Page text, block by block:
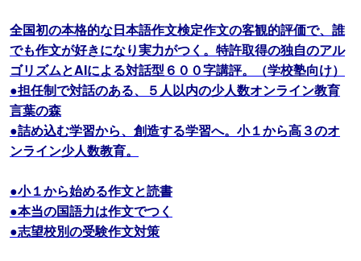
全国初の本格的な日本語作文検定作文の客観的評価で、誰
でも作文が好きになり実力がつく。特許取得の独自のアル
ゴリズムとAIによる対話型６００字講評。（学校塾向け）
●担任制で対話のある、５人以内の少人数オンライン教育
言葉の森
●詰め込む学習から、創造する学習へ。小１から高３のオ
ンライン少人数教育。
●小１から始める作文と読書
●本当の国語力は作文でつく
●志望校別の受験作文対策